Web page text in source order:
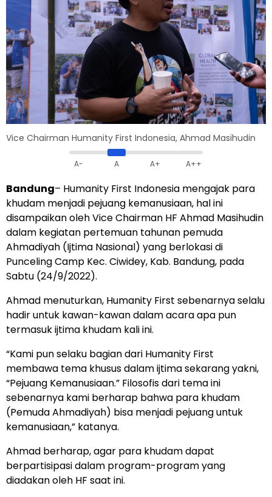
Vice Chairman Humanity First Indonesia, Ahmad Masihudin
A- A A+ A++
Bandung– Humanity First Indonesia mengajak para
khudam menjadi pejuang kemanusiaan, hal ini
disampaikan oleh Vice Chairman HF Ahmad Masihudin
dalam kegiatan pertemuan tahunan pemuda
Ahmadiyah (Ijtima Nasional) yang berlokasi di
Punceling Camp Kec. Ciwidey, Kab. Bandung, pada
Sabtu (24/9/2022).
Ahmad menuturkan, Humanity First sebenarnya selalu
hadir untuk kawan-kawan dalam acara apa pun
termasuk ijtima khudam kali ini.
“Kami pun selaku bagian dari Humanity First
membawa tema khusus dalam ijtima sekarang yakni,
“Pejuang Kemanusiaan.” Filosofis dari tema ini
sebenarnya kami berharap bahwa para khudam
(Pemuda Ahmadiyah) bisa menjadi pejuang untuk
kemanusiaan,” katanya.
Ahmad berharap, agar para khudam dapat
berpartisipasi dalam program-program yang
diadakan oleh HF saat ini.